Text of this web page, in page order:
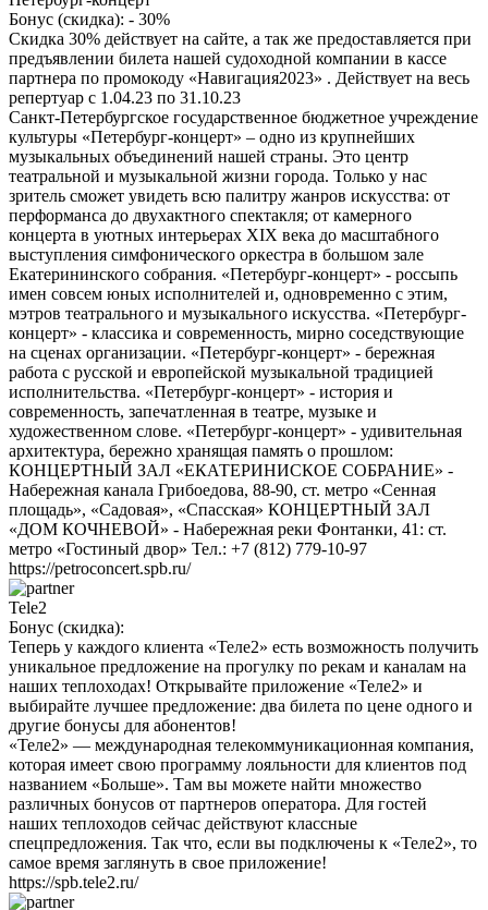
Бонус (скидка): - 30%
Скидка 30% действует на сайте, а так же предоставляется при
предъявлении билета нашей судоходной компании в кассе
партнера по промокоду «Навигация2023» . Действует на весь
репертуар с 1.04.23 по 31.10.23
Санкт-Петербургское государственное бюджетное учреждение
культуры «Петербург-концерт» – одно из крупнейших
музыкальных объединений нашей страны. Это центр
театральной и музыкальной жизни города. Только у нас
зритель сможет увидеть всю палитру жанров искусства: от
перформанса до двухактного спектакля; от камерного
концерта в уютных интерьерах ХIХ века до масштабного
выступления симфонического оркестра в большом зале
Екатерининского собрания. «Петербург-концерт» - россыпь
имен совсем юных исполнителей и, одновременно с этим,
мэтров театрального и музыкального искусства. «Петербург-
концерт» - классика и современность, мирно соседствующие
на сценах организации. «Петербург-концерт» - бережная
работа с русской и европейской музыкальной традицией
исполнительства. «Петербург-концерт» - история и
современность, запечатленная в театре, музыке и
художественном слове. «Петербург-концерт» - удивительная
архитектура, бережно хранящая память о прошлом:
КОНЦЕРТНЫЙ ЗАЛ «ЕКАТЕРИНИСКОЕ СОБРАНИЕ» -
Набережная канала Грибоедова, 88-90, ст. метро «Сенная
площадь», «Садовая», «Спасская» КОНЦЕРТНЫЙ ЗАЛ
«ДОМ КОЧНЕВОЙ» - Набережная реки Фонтанки, 41: ст.
метро «Гостиный двор» Тел.: +7 (812) 779-10-97
https://petroconcert.spb.ru/
Tele2
Бонус (скидка):
Теперь у каждого клиента «Теле2» есть возможность получить
уникальное предложение на прогулку по рекам и каналам на
наших теплоходах! Открывайте приложение «Теле2» и
выбирайте лучшее предложение: два билета по цене одного и
другие бонусы для абонентов!
«Теле2» — международная телекоммуникационная компания,
которая имеет свою программу лояльности для клиентов под
названием «Больше». Там вы можете найти множество
различных бонусов от партнеров оператора. Для гостей
наших теплоходов сейчас действуют классные
спецпредложения. Так что, если вы подключены к «Теле2», то
самое время заглянуть в свое приложение!
https://spb.tele2.ru/